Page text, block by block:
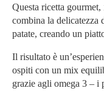
Questa ricetta
combina la delicatezza
patate, creando un
Il risultato è
ospiti con un mix
grazie agli omega 3 – i